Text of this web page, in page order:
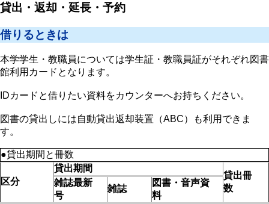
貸出・返却・延長・予約
借りるときは
本学学生・教職員については学生証・教職員証がそれぞれ図書
館利用カードとなります。
IDカードと借りたい資料をカウンターへお持ちください。
図書の貸出しには自動貸出返却装置（ABC）も利用できま
す。
●貸出期間と冊数
区分
貸出期間
貸出冊
数
雑誌最新
号
雑誌
図書・音声資
料